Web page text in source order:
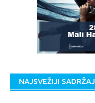
NAJSVEŽIJI SADRŽAJ